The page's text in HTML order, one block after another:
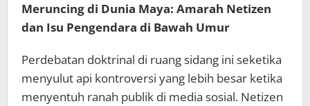
Meruncing di Dunia Maya: Amarah Netizen
dan Isu Pengendara di Bawah Umur
Perdebatan doktrinal di ruang sidang ini seketika
menyulut api kontroversi yang lebih besar ketika
menyentuh ranah publik di media sosial. Netizen